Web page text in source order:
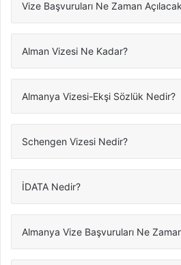
Vize Başvuruları Ne Zaman
Alman Vizesi Ne Kadar?
Almanya Vizesi-Ekşi Sözlük Nedir?
Schengen Vizesi Nedir?
İDATA Nedir?
Almanya Vize Başvuruları Ne